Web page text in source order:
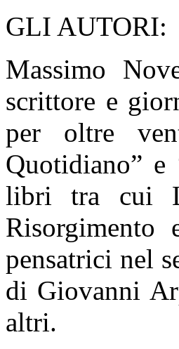
GLI AUTORI:
Massimo
scrittore e
per oltre
Quotidiano”
libri tra cui
Risorgimento
pensatrici nel
di Giovanni
altri.